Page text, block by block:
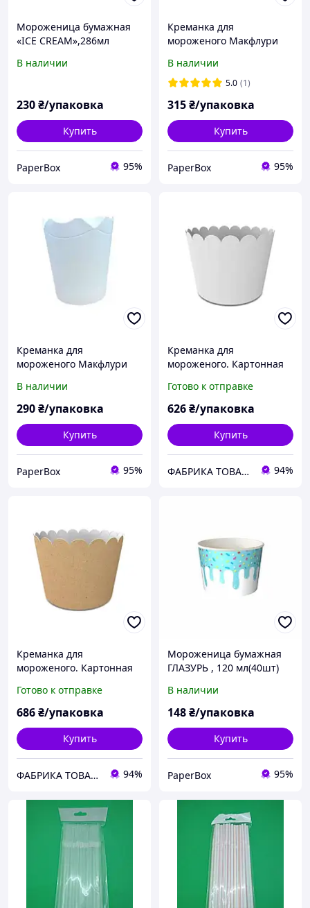
Мороженица бумажная
«ICE CREAM»,286мл
В наличии
230₴/упаковка
Купить
PaperBox 95%
Креманка для
мороженого Макфлури
В наличии
5.0 (1)
315₴/упаковка
Купить
PaperBox 95%
Креманка для
мороженого Макфлури
В наличии
290₴/упаковка
Купить
PaperBox 95%
Креманка для
мороженого. Картонная
350 мл. Белая
Готово к отправке
626₴/упаковка
Купить
ФАБРИКА ТОВАРОВ 94%
Креманка для
мороженого. Картонная
мороженного 350 мл.
Крафт
Готово к отправке
686₴/упаковка
Купить
ФАБРИКА ТОВАРОВ 94%
Мороженица бумажная
ГЛАЗУРЬ , 120 мл(40шт)
В наличии
148₴/упаковка
Купить
PaperBox 95%